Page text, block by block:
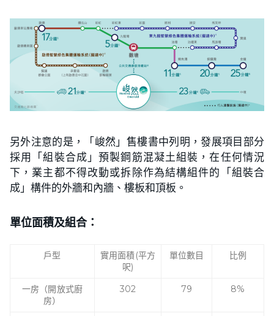
另外注意的是，「峻然」售樓書中列明，發展項目部分
採用「組裝合成」預製鋼筋混凝土組裝，在任何情況
下，業主都不得改動或拆除作為結構組件的「組裝合
成」構件的外牆和內牆、樓板和頂板。
單位面積及組合：
戶型
實用面積(平方
呎)
單位數目 比例
一房（開放式廚
房）
302 79 8%